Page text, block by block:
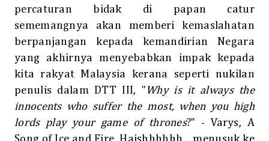
percaturan bidak di papan catur
sememangnya akan memberi kemaslahatan
berpanjangan kepada kemandirian Negara
yang akhirnya menyebabkan impak kepada
kita rakyat Malaysia kerana seperti nukilan
penulis dalam DTT III, " Why is it always the
innocents who suffer the most, when you high
lords play your game of thrones?" - Varys, A